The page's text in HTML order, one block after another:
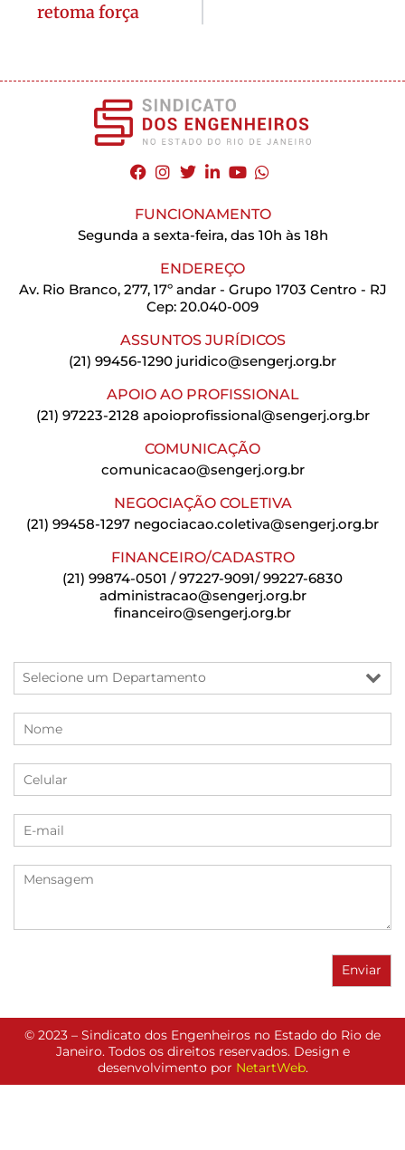
retoma força
FUNCIONAMENTO
Segunda a sexta-feira, das 10h às 18h
ENDEREÇO
Av. Rio Branco, 277, 17º andar - Grupo 1703 Centro - RJ
Cep: 20.040-009
ASSUNTOS JURÍDICOS
(21) 99456-1290 juridico@sengerj.org.br
APOIO AO PROFISSIONAL
(21) 97223-2128 apoioprofissional@sengerj.org.br
COMUNICAÇÃO
comunicacao@sengerj.org.br
NEGOCIAÇÃO COLETIVA
(21) 99458-1297 negociacao.coletiva@sengerj.org.br
FINANCEIRO/CADASTRO
(21) 99874-0501 / 97227-9091/ 99227-6830
administracao@sengerj.org.br
financeiro@sengerj.org.br
© 2023 – Sindicato dos Engenheiros no Estado do Rio de
Janeiro. Todos os direitos reservados. Design e
desenvolvimento por NetartWeb.